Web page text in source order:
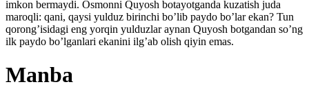
imkon bermaydi. Osmonni Quyosh botayotganda kuzatish juda
maroqli: qani, qaysi yulduz birinchi bo’lib paydo bo’lar ekan? Tun
qorong’isidagi eng yorqin yulduzlar aynan Quyosh botgandan so’ng
ilk paydo bo’lganlari ekanini ilg’ab olish qiyin emas.
Manba